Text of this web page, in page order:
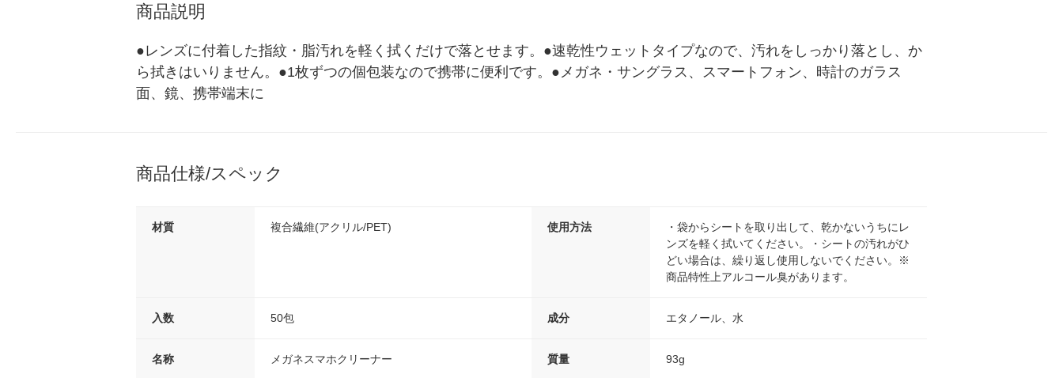
商品説明
●レンズに付着した指紋・脂汚れを軽く拭くだけで落とせます。●速乾性ウェットタイプなので、汚れをしっかり落とし、か
ら拭きはいりません。●1枚ずつの個包装なので携帯に便利です。●メガネ・サングラス、スマートフォン、時計のガラス
面、鏡、携帯端末に
商品仕様/スペック
材質 複合繊維(アクリル/PET) 使用方法
・袋からシートを取り出して、乾かないうちにレ
ンズを軽く拭いてください。・シートの汚れがひ
どい場合は、繰り返し使用しないでください。※
商品特性上アルコール臭があります。
入数 50包 成分 エタノール、水
名称 メガネスマホクリーナー 質量 93g